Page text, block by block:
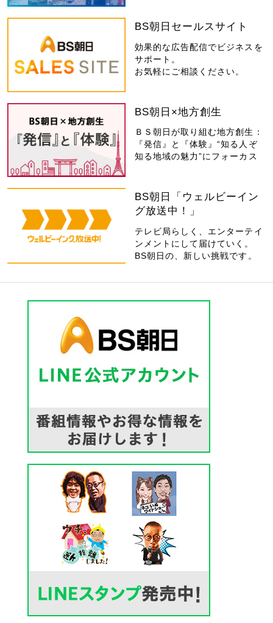
BS朝日セールスサイト
効果的な広告配信でビジネスを
サポート。
お気軽にご相談ください。
BS朝日×地方創生
ＢＳ朝日が取り組む地方創生：
『発信』と『体験』“知る人ぞ
知る地域の魅力”にフォーカス
BS朝日「ウェルビーイン
グ放送中！」
テレビ局らしく、エンターテイ
ンメントにして届けていく。
BS朝日の、新しい挑戦です。